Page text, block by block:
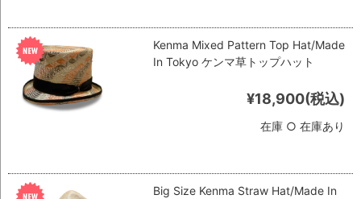
Kenma Mixed Pattern Top Hat/Made
In Tokyo ケンマ草トップハット
¥18,900(税込)
在庫 ○ 在庫あり
Big Size Kenma Straw Hat/Made In